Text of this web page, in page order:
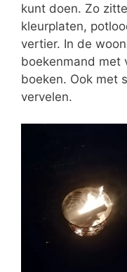
kunt doen. Zo
kleurplaten,
vertier. In de
boekenmand met
boeken. Ook met
vervelen.